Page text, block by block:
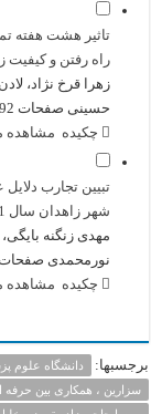
تاثیر هشت هفته
راه رفتن و
زهرا قرخ نژاد،
حسینی صفحات 92-106
چکیده مشاهده
تبیین تجارب
شهر زاهدان سال 1401: یک مطالعه کیفی
مهدی زنگنه
نورمحمدی صفحات 107-
چکیده مشاهده
برجسبها:
دانشگاه علوم
سزارین ، همکاری بین